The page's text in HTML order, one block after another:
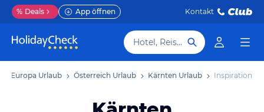
% Deals App öffnen Kontakt
Hotel, Reiseziel
Europa Urlaub Österreich Urlaub Kärnten Urlaub Inspiration